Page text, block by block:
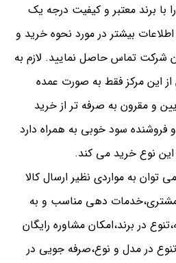
با برند معتبر و کیفیت درجه یک
بیشتر در مورد نحوه خرید و
شرکت تماس حاصل نمایید. لازم به
این مرکز فقط به صورت عمده
و مقرون به صرفه تر از خرید
سود خوبی به همراه دارد
این نوع خرید می کند.
توان به مواردی نظیر ارسال کالا
دهی مناسب و به
در برند،امکان مشاوره رایگان
در مدل و نوع،صرفه جویی در